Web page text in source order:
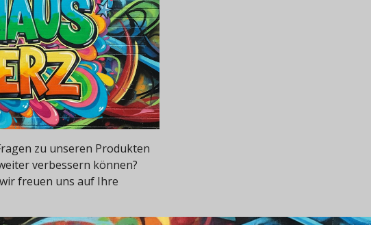
zu unseren Produkten
verbessern können?
freuen uns auf Ihre